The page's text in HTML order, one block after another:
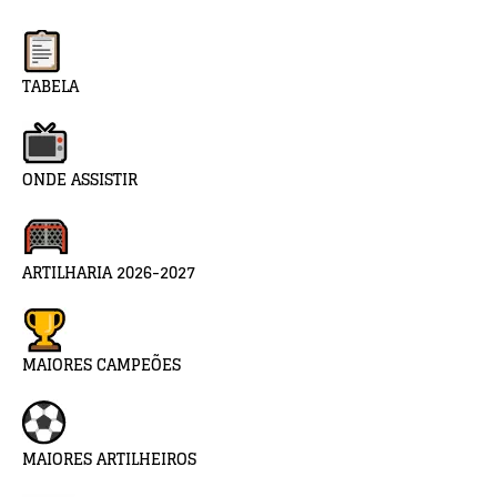
TABELA
ONDE ASSISTIR
ARTILHARIA 2026-2027
MAIORES CAMPEÕES
MAIORES ARTILHEIROS